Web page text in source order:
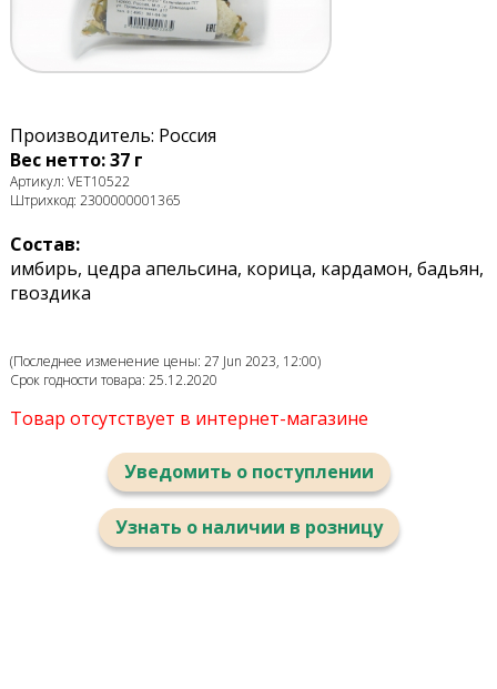
Производитель: Россия
Вес нетто: 37 г
Артикул: VET10522
Штрихкод: 2300000001365
Состав:
имбирь, цедра апельсина, корица, кардамон, бадьян,
гвоздика
(Последнее изменение цены: 27 Jun 2023, 12:00)
Срок годности товара: 25.12.2020
Товар отсутствует в интернет-магазине
Уведомить о поступлении
Узнать о наличии в розницу